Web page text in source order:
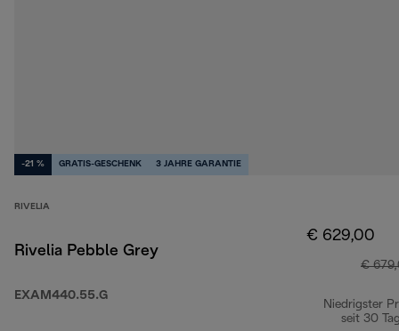
-21 % GRATIS-GESCHENK 3 JAHRE GARANTIE
RIVELIA
Rivelia Pebble Grey
EXAM440.55.G
€ 629,00
€
Niedrigster
seit 30